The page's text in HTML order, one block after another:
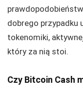
dobrego przypadku
tokenomiki,
który za nią stoi.
Czy Bitcoin Cash